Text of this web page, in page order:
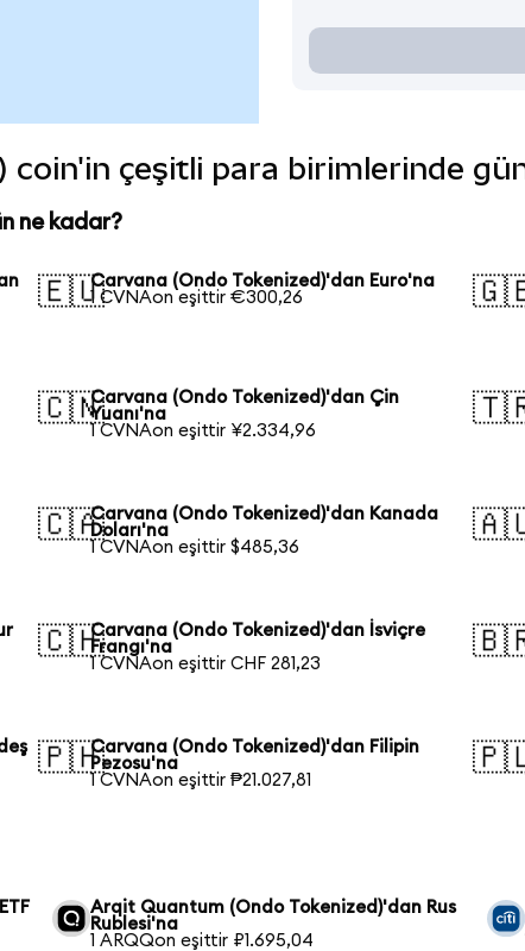
coin'in çeşitli para birimlerinde
ne kadar?
🇪🇺Carvana (Ondo Tokenized)'dan Euro'na
1 CVNAon eşittir €300,26
🇨🇳Carvana (Ondo Tokenized)'dan Çin
Yuanı'na
1 CVNAon eşittir ¥2.334,96
🇨🇦Carvana (Ondo Tokenized)'dan Kanada
Doları'na
1 CVNAon eşittir $485,36
🇨🇭Carvana (Ondo Tokenized)'dan İsviçre
Frangı'na
1 CVNAon eşittir CHF 281,23
🇵🇭Carvana (Ondo Tokenized)'dan Filipin
Pezosu'na
1 CVNAon eşittir ₱21.027,81
Arqit Quantum (Ondo Tokenized)'dan Rus
Rublesi'na
1 ARQQon eşittir ₽1.695,04